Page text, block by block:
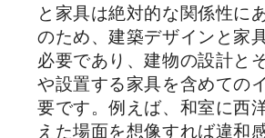
と家具は絶対的な関係性に
のため、建築デザインと家
必要であり、建物の設計と
や設置する家具を含めての
要です。例えば、和室に西
えた場面を想像すれば違和